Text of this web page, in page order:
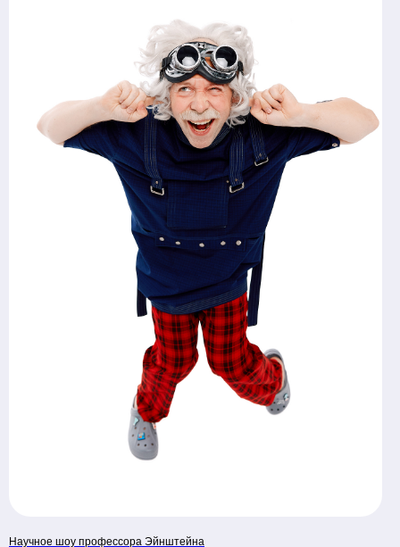
Научное шоу профессора Эйнштейна